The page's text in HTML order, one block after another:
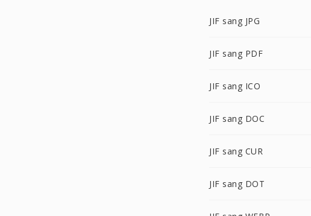
JIF sang JPG
JIF sang PDF
JIF sang ICO
JIF sang DOC
JIF sang CUR
JIF sang DOT